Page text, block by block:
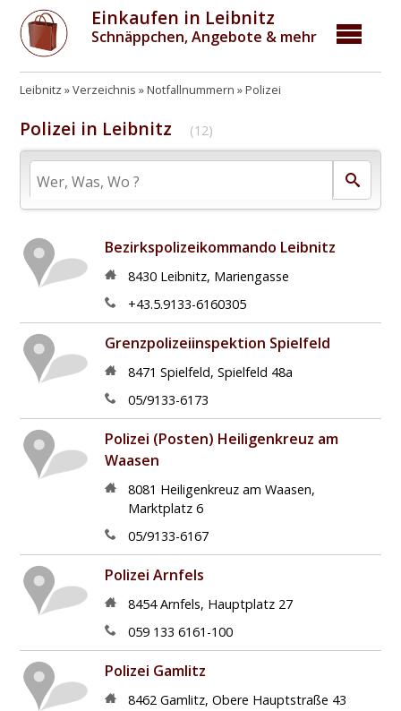
Einkaufen in Leibnitz
Schnäppchen, Angebote & mehr
Leibnitz Verzeichnis Notfallnummern Polizei
Polizei in Leibnitz (12)
Bezirkspolizeikommando Leibnitz
8430 Leibnitz, Mariengasse
+43.5.9133-6160305
Grenzpolizeiinspektion Spielfeld
8471 Spielfeld, Spielfeld 48a
05/9133-6173
Polizei (Posten) Heiligenkreuz am
Waasen
8081 Heiligenkreuz am Waasen,
Marktplatz 6
05/9133-6167
Polizei Arnfels
8454 Arnfels, Hauptplatz 27
059 133 6161-100
Polizei Gamlitz
8462 Gamlitz, Obere Hauptstraße 43